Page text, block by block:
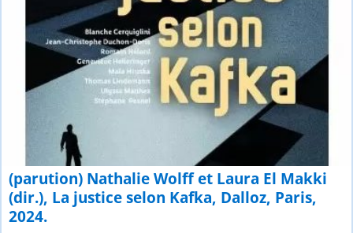
besoins
et
pratiques
dans
un
22
novembre
2024
(Lille
et
à
(parution) Nathalie Wolff et Laura El Makki
(dir.), La justice selon Kafka, Dalloz, Paris,
2024.